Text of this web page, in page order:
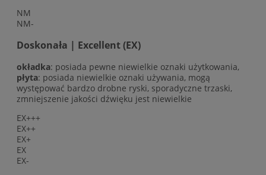
NM
NM-
Doskonała | Excellent (EX)
okładka: posiada pewne niewielkie oznaki użytkowania,
płyta: posiada niewielkie oznaki używania, mogą
występować bardzo drobne ryski, sporadyczne trzaski,
zmniejszenie jakości dźwięku jest niewielkie
EX+++
EX++
EX+
EX
EX-